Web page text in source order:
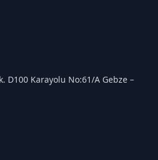
D100 Karayolu No:61/A Gebze –